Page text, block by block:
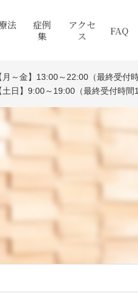
法
症例
集
アクセ
ス
FAQ
月～金】13:00～22:00（最終受付
土日】9:00～19:00（最終受付時間